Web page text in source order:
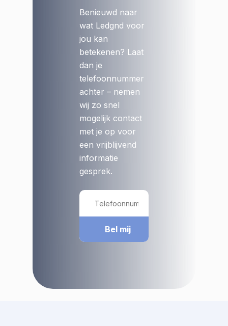
Benieuwd naar
wat Ledgnd voor
jou kan
betekenen? Laat
dan je
telefoonnummer
achter – nemen
wij zo snel
mogelijk contact
met je op voor
een vrijblijvend
informatie
gesprek.